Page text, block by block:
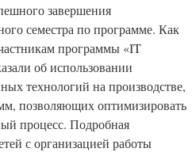
завершения
семестра по программе. Как
программы «IT
об использовании
технологий на производстве,
позволяющих оптимизировать
процесс. Подробная
с организацией работы